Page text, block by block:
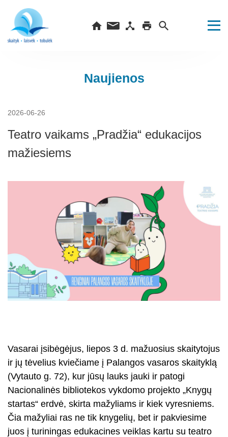
Naujienos
2026-06-26
Teatro vaikams „Pradžia“ edukacijos
mažiesiems
Vasarai įsibėgėjus, liepos 3 d. mažuosius skaitytojus
ir jų tėvelius kviečiame į Palangos vasaros skaityklą
(Vytauto g. 72), kur jūsų lauks jauki ir patogi
Nacionalinės bibliotekos vykdomo projekto „Knygų
startas“ erdvė, skirta mažyliams ir kiek vyresniems.
Čia mažyliai ras ne tik knygelių, bet ir pakviesime
juos į turiningas edukacines veiklas kartu su teatro